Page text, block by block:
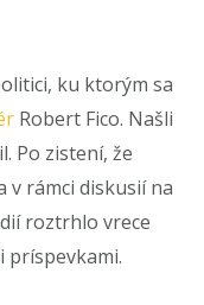
ku ktorým sa
Robert Fico. Našli
Po zistení, že
v rámci diskusií na
roztrhlo vrece
príspevkami.